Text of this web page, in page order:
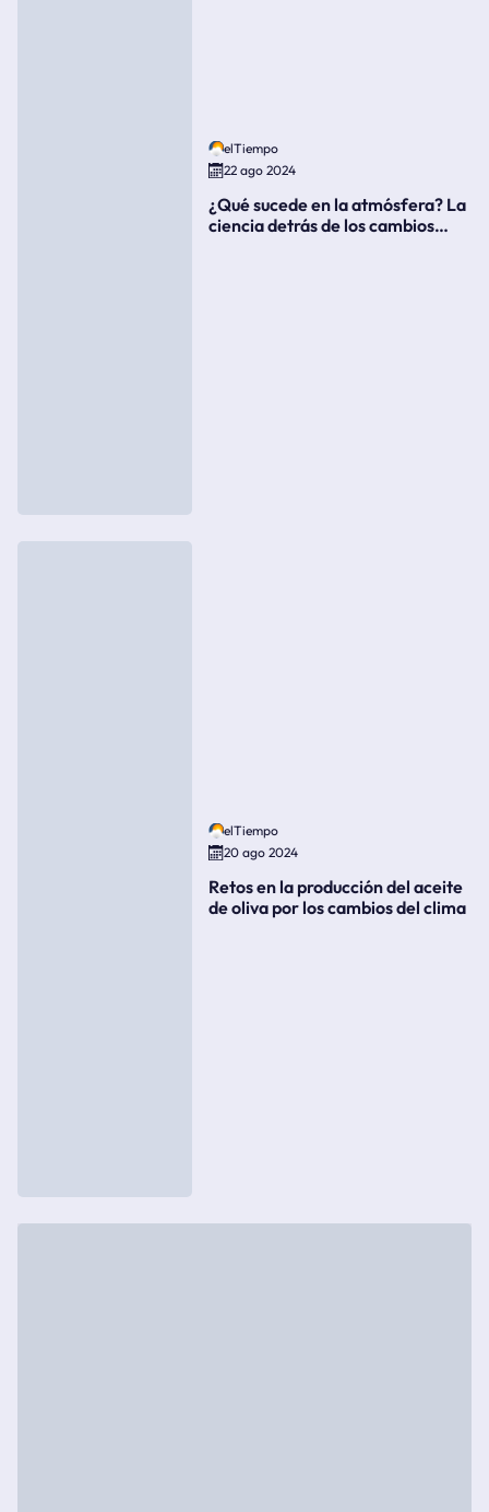
elTiempo
22 ago 2024
¿Qué sucede en la atmósfera? La
ciencia detrás de los cambios
elTiempo
20 ago 2024
Retos en la producción del aceite
de oliva por los cambios del clima